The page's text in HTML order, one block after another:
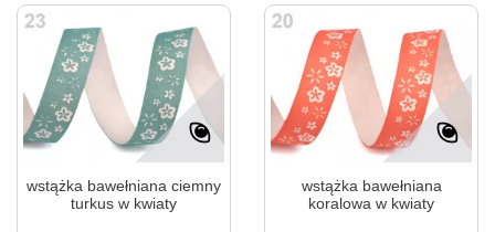
wstążka bawełniana ciemny
turkus w kwiaty
wstążka bawełniana
koralowa w kwiaty